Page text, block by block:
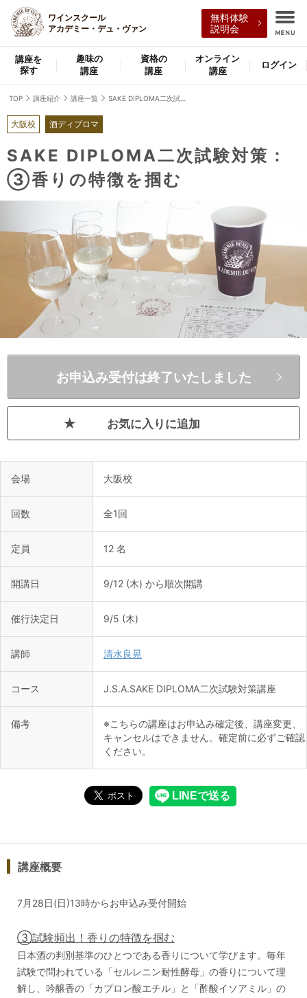
ワインスクール
アカデミー・デュ・ヴァン
無料体験
説明会
講座を
探す
趣味の
講座
資格の
講座
オンライン
講座
ログイン
TOP 講座紹介 講座一覧
大阪校 酒ディプロマ
SAKE DIPLOMA二次試験対策：
③香りの特徴を掴む
お気に入りに追加
お申込み受付は終了いたしました
会場 大阪校
回数 全1回
定員 12 名
開講日 9/12 (木) から順次開講
催行決定日 9/5 (木)
講師 清水良晃
コース J.S.A.SAKE DIPLOMA二次試験対策講座
備考
※こちらの講座はお申込み確定後、講座変更、
キャンセルはできません。確定前に必ずご確認
ください。
講座概要
7月28日(日)13時からお申込み受付開始
③試験頻出！香りの特徴を掴む
日本酒の判別基準のひとつである香りについて学びます。毎年
試験で問われている「セルレニン耐性酵母」の香りについて理
解し、吟醸香の「カプロン酸エチル」と「酢酸イソアミル」の